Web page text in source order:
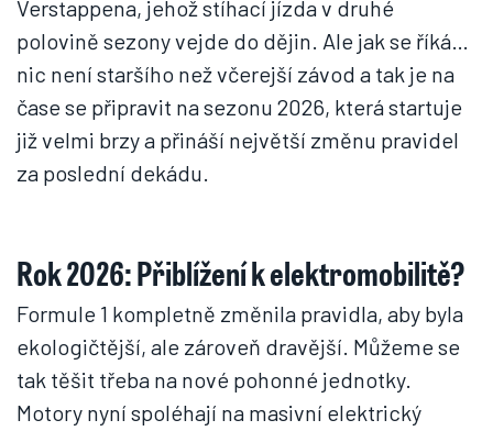
Verstappena, jehož stíhací jízda v druhé
polovině sezony vejde do dějin. Ale jak se říká…
nic není staršího než včerejší závod a tak je na
čase se připravit na sezonu 2026, která startuje
již velmi brzy a přináší největší změnu pravidel
za poslední dekádu.
Rok 2026: Přiblížení k elektromobilitě?
Formule 1 kompletně změnila pravidla, aby byla
ekologičtější, ale zároveň dravější. Můžeme se
tak těšit třeba na nové pohonné jednotky.
Motory nyní spoléhají na masivní elektrický